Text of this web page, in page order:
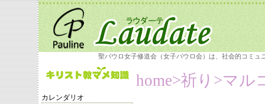
聖パウロ女子修道会（女子パウロ会）は、社会的コミ
カレンダリオ
home>祈り>マル